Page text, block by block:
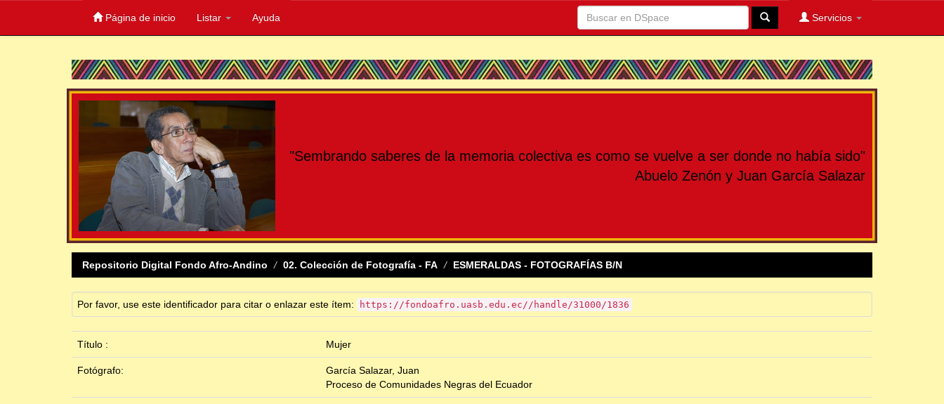
Página de inicio Listar Ayuda Servicios
"Sembrando saberes de la memoria colectiva es como se vuelve a ser donde no había sido"
Abuelo Zenón y Juan García Salazar
Repositorio Digital Fondo Afro-Andino 02. Colección de Fotografía - FA ESMERALDAS - FOTOGRAFÍAS B/N
Por favor, use este identificador para citar o enlazar este ítem: https://fondoafro.uasb.edu.ec//handle/31000/1836
Título : Mujer
Fotógrafo:
García Salazar, Juan
Proceso de Comunidades Negras del Ecuador